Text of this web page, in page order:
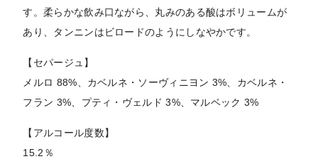
す。柔らかな飲み口ながら、丸みのある酸はボリュームが
あり、タンニンはビロードのようにしなやかです。
【セパージュ】
メルロ 88%、カベルネ・ソーヴィニヨン 3%、カベルネ・
フラン 3%、プティ・ヴェルド 3%、マルベック 3%
【アルコール度数】
15.2％